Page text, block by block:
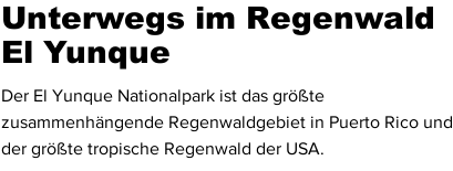
Unterwegs im Regenwald
El Yunque
Der El Yunque Nationalpark ist das größte
zusammenhängende Regenwaldgebiet in Puerto Rico und
der größte tropische Regenwald der USA.